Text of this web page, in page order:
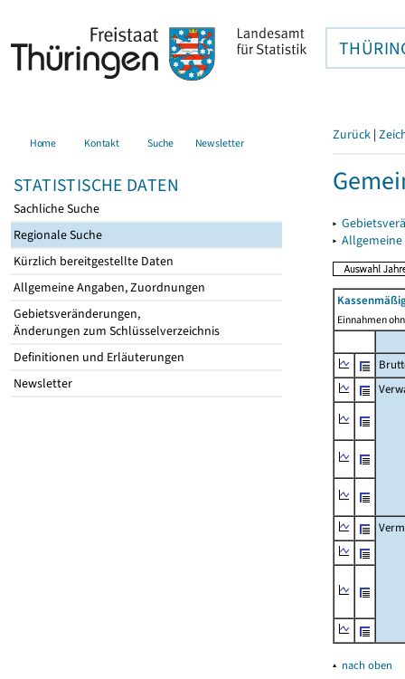
Home Kontakt Suche Newsletter
STATISTISCHE DATEN
Sachliche Suche
Regionale Suche
Kürzlich bereitgestellte Daten
Allgemeine Angaben, Zuordnungen
Gebietsveränderungen,
Änderungen zum Schlüsselverzeichnis
Definitionen und Erläuterungen
Newsletter
Zurück |
▸
▸
Einnahmen
▴ nach oben